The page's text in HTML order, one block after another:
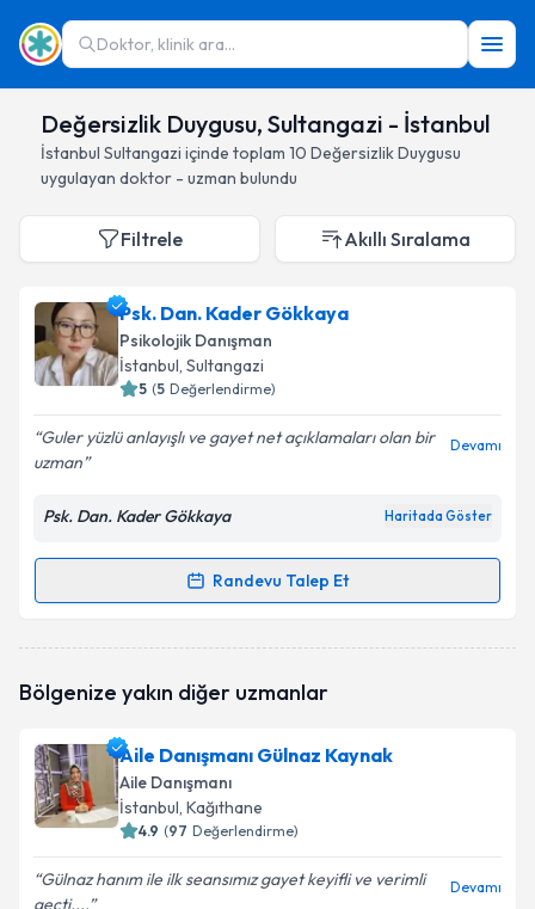
Doktor, klinik ara...
Değersizlik Duygusu, Sultangazi - İstanbul
İstanbul Sultangazi içinde toplam 10 Değersizlik Duygusu
uygulayan doktor - uzman bulundu
Filtrele Akıllı Sıralama
Psk. Dan. Kader Gökkaya
Psikolojik Danışman
İstanbul, Sultangazi
5 (5 Değerlendirme)
Guler yüzlü anlayışlı ve gayet net açıklamaları olan bir
uzman
Devamı
Psk. Dan. Kader Gökkaya Haritada Göster
Randevu Talep Et
Randevu Takvimi Talebi
oluşturun. Size bu uzmandan randevu almanız için bir
E-posta Adresiniz
Kişisel verilerimin işlenmesine ilişkinAydınlatma
Bölgenize yakın diğer uzmanlar
Aile Danışmanı Gülnaz Kaynak
Aile Danışmanı
İstanbul, Kağıthane
4.9 (97 Değerlendirme)
Gülnaz hanım ile ilk seansımız gayet keyifli ve verimli
geçti....
Devamı